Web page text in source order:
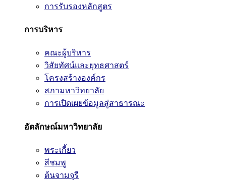
การรับรองหลักสูตร
การบริหาร
คณะผู้บริหาร
วิสัยทัศน์และยุทธศาสตร์
โครงสร้างองค์กร
สภามหาวิทยาลัย
การเปิดเผยข้อมูลสู่สาธารณะ
อัตลักษณ์มหาวิทยาลัย
พระเกี้ยว
สีชมพู
ต้นจามจุรี